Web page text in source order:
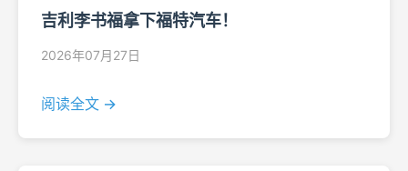
吉利李书福拿下福特汽车！
2026年07月27日
阅读全文 →